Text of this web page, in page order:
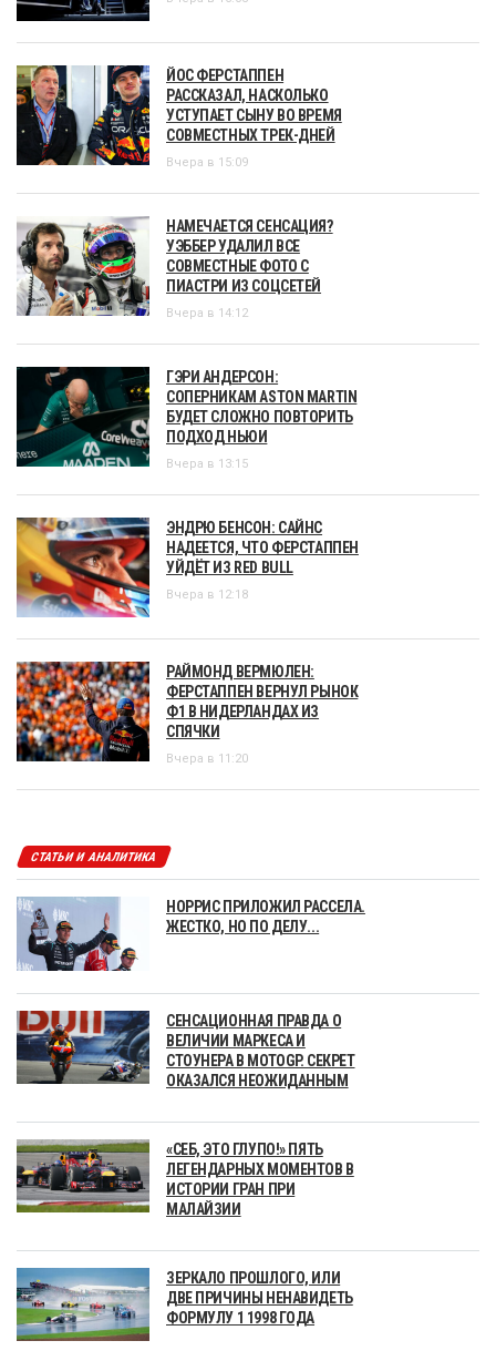
ЙОС ФЕРСТАППЕН
РАССКАЗАЛ, НАСКОЛЬКО
УСТУПАЕТ СЫНУ ВО ВРЕМЯ
СОВМЕСТНЫХ ТРЕК-ДНЕЙ
Вчера в 15:09
НАМЕЧАЕТСЯ СЕНСАЦИЯ?
УЭББЕР УДАЛИЛ ВСЕ
СОВМЕСТНЫЕ ФОТО С
ПИАСТРИ ИЗ СОЦСЕТЕЙ
Вчера в 14:12
ГЭРИ АНДЕРСОН:
СОПЕРНИКАМ ASTON MARTIN
БУДЕТ СЛОЖНО ПОВТОРИТЬ
ПОДХОД НЬЮИ
Вчера в 13:15
ЭНДРЮ БЕНСОН: САЙНС
НАДЕЕТСЯ, ЧТО ФЕРСТАППЕН
УЙДЁТ ИЗ RED BULL
Вчера в 12:18
РАЙМОНД ВЕРМЮЛЕН:
ФЕРСТАППЕН ВЕРНУЛ РЫНОК
Ф1 В НИДЕРЛАНДАХ ИЗ
СПЯЧКИ
Вчера в 11:20
СТАТЬИ И АНАЛИТИКА
НОРРИС ПРИЛОЖИЛ РАССЕЛА.
ЖЕСТКО, НО ПО ДЕЛУ...
СЕНСАЦИОННАЯ ПРАВДА О
ВЕЛИЧИИ МАРКЕСА И
СТОУНЕРА В MOTOGP. СЕКРЕТ
ОКАЗАЛСЯ НЕОЖИДАННЫМ
«СЕБ, ЭТО ГЛУПО!» ПЯТЬ
ЛЕГЕНДАРНЫХ МОМЕНТОВ В
ИСТОРИИ ГРАН ПРИ
МАЛАЙЗИИ
ЗЕРКАЛО ПРОШЛОГО, ИЛИ
ДВЕ ПРИЧИНЫ НЕНАВИДЕТЬ
ФОРМУЛУ 1 1998 ГОДА